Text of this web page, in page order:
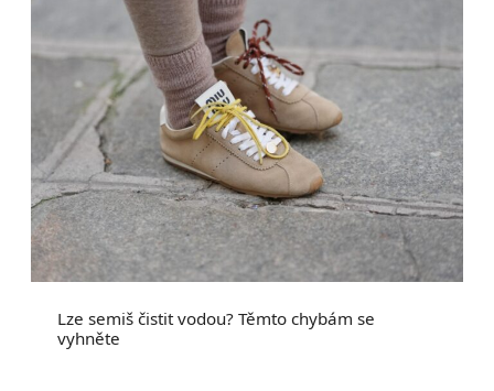
Lze semiš čistit vodou? Těmto chybám se
vyhněte